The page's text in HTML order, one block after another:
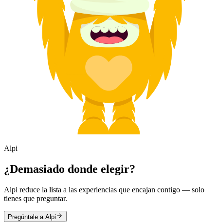
Alpi
¿Demasiado donde elegir?
Alpi reduce la lista a las experiencias que encajan contigo — solo
tienes que preguntar.
Pregúntale a Alpi